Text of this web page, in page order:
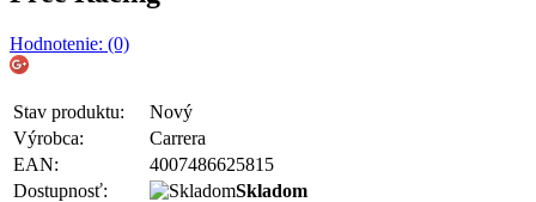
Hodnotenie: (0)
Stav produktu:
Nový
Výrobca:
Carrera
EAN:
4007486625815
Dostupnosť:
Skladom